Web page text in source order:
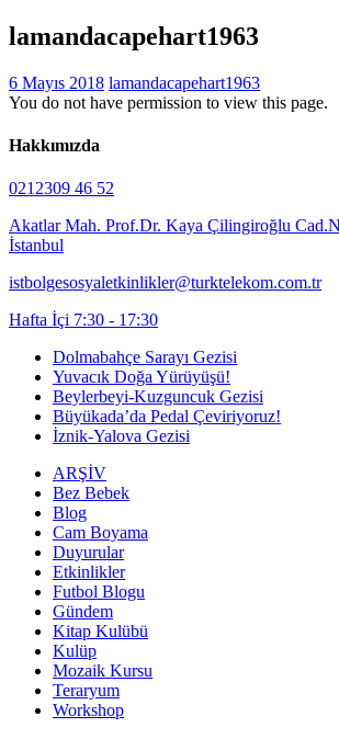
lamandacapehart1963
6 Mayıs 2018 lamandacapehart1963
You do not have permission to view this page.
Hakkımızda
0212309 46 52
Akatlar Mah. Prof.Dr. Kaya Çilingiroğlu
İstanbul
istbolgesosyaletkinlikler@turktelekom.com.tr
Hafta İçi 7:30 - 17:30
Dolmabahçe Sarayı Gezisi
Yuvacık Doğa Yürüyüşü!
Beylerbeyi-Kuzguncuk Gezisi
Büyükada’da Pedal Çeviriyoruz!
İznik-Yalova Gezisi
ARŞİV
Bez Bebek
Blog
Cam Boyama
Duyurular
Etkinlikler
Futbol Blogu
Gündem
Kitap Kulübü
Kulüp
Mozaik Kursu
Teraryum
Workshop